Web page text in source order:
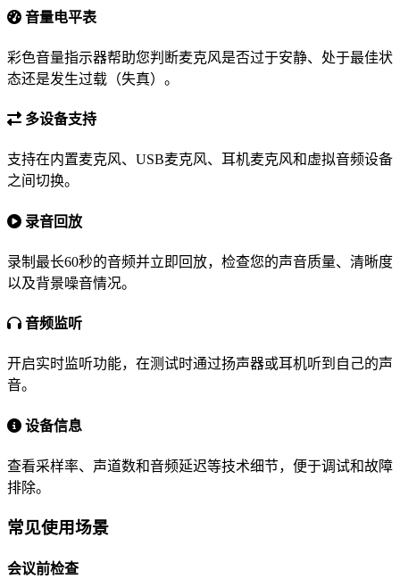
音量电平表
彩色音量指示器帮助您判断麦克风是否过于安静、处于最佳状
态还是发生过载（失真）。
多设备支持
支持在内置麦克风、USB麦克风、耳机麦克风和虚拟音频设备
之间切换。
录音回放
录制最长60秒的音频并立即回放，检查您的声音质量、清晰度
以及背景噪音情况。
音频监听
开启实时监听功能，在测试时通过扬声器或耳机听到自己的声
音。
设备信息
查看采样率、声道数和音频延迟等技术细节，便于调试和故障
排除。
常见使用场景
会议前检查